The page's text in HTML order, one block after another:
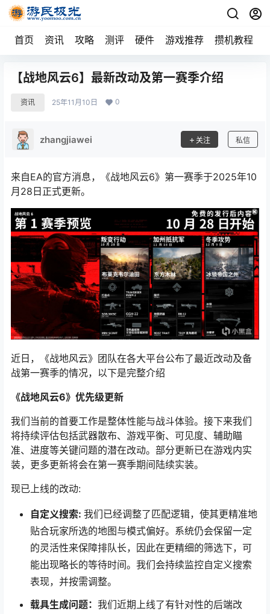
首页 资讯 攻略 测评 硬件 游戏推荐 攒机教程
【战地风云6】最新改动及第一赛季介绍
资讯 25年11月10日 0
zhangjiawei 关注 私信
来自EA的官方消息，《战地风云6》第一赛季于2025年10
月28日正式更新。
近日，《战地风云》团队在各大平台公布了最近改动及备
战第一赛季的情况，以下是完整介绍
《战地风云6》优先级更新
我们当前的首要工作是整体性能与战斗体验。接下来我们
将持续评估包括武器散布、游戏平衡、可见度、辅助瞄
准、进度等关键问题的潜在改动。部分更新已在游戏内实
装，更多更新将会在第一赛季期间陆续实装。
现已上线的改动:
自定义搜索: 我们已经调整了匹配逻辑，使其更精准地
贴合玩家所选的地图与模式偏好。系统仍会保留一定
的灵活性来保障排队长，因此在更精细的筛选下，可
能出现略长的等待时间。我们会持续监控自定义搜索
表现，并按需调整。
载具生成问题： 我们近期上线了有针对性的后端改